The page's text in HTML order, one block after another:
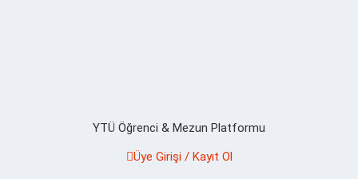
YTÜ Öğrenci & Mezun Platformu
Üye Girişi / Kayıt Ol